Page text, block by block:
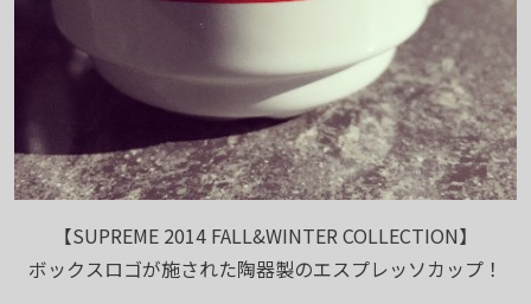
【SUPREME 2014 FALL&WINTER COLLECTION】
ボックスロゴが施された陶器製のエスプレッソカップ！